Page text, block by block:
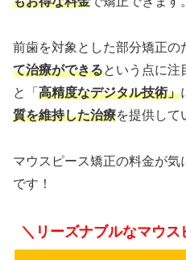
前歯を対象とした部分矯正の
て治療ができるという点に注
と「 高精度なデジタル技術」
質を維持した治療を提供して
マウスピース矯正の料金が
です！
＼リーズナブルなマウ